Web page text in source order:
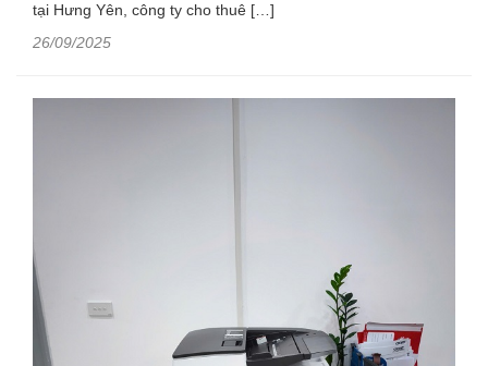
tại Hưng Yên, công ty cho thuê […]
26/09/2025